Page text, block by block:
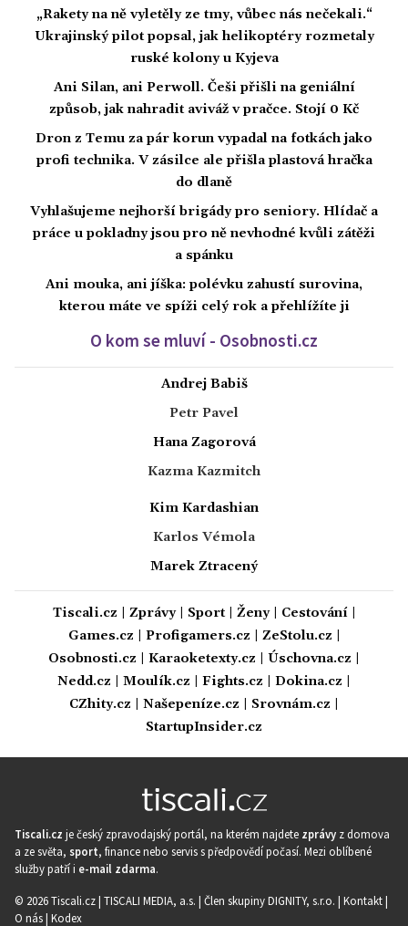
„Rakety na ně vyletěly ze tmy, vůbec nás nečekali.“
Ukrajinský pilot popsal, jak helikoptéry rozmetaly
ruské kolony u Kyjeva
Ani Silan, ani Perwoll. Češi přišli na geniální
způsob, jak nahradit aviváž v pračce. Stojí 0 Kč
Dron z Temu za pár korun vypadal na fotkách jako
profi technika. V zásilce ale přišla plastová hračka
do dlaně
Vyhlašujeme nejhorší brigády pro seniory. Hlídač a
práce u pokladny jsou pro ně nevhodné kvůli zátěži
a spánku
Ani mouka, ani jíška: polévku zahustí surovina,
kterou máte ve spíži celý rok a přehlížíte ji
O kom se mluví - Osobnosti.cz
Andrej Babiš
Petr Pavel
Hana Zagorová
Kazma Kazmitch
Kim Kardashian
Karlos Vémola
Marek Ztracený
Tiscali.cz Zprávy| Sport| Ženy| Cestování|
Games.cz
Profigamers.cz ZeStolu.cz
Osobnosti.cz
Karaoketexty.cz Úschovna.cz
Nedd.cz
Moulík.cz Fights.cz Dokina.cz
CZhity.cz
Našepeníze.cz Srovnám.cz
StartupInsider.cz
Tiscali.cz je český zpravodajský portál, na kterém najdete zprávy z domova
a ze světa, sport, finance nebo servis s předpovědí počasí. Mezi oblíbené
služby patří i e-mail zdarma.
© 2026 Tiscali.cz | TISCALI MEDIA, a.s. | Člen skupiny DIGNITY, s.r.o. | Kontakt|
O nás| Kodex